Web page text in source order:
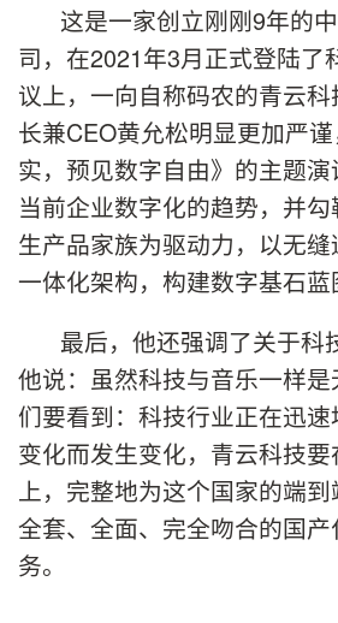
这是一家创立刚刚9年的
司，在2021年3月正式登陆了
议上，一向自称码农的青云
长兼CEO黄允松明显更加严
实，预见数字自由》的主题
当前企业数字化的趋势，并
生产品家族为驱动力，以无
一体化架构，构建数字基石蓝
最后，他还强调了关于科
他说：虽然科技与音乐一样
们要看到：科技行业正在迅
变化而发生变化，青云科技
上，完整地为这个国家的端
全套、全面、完全吻合的国
务。